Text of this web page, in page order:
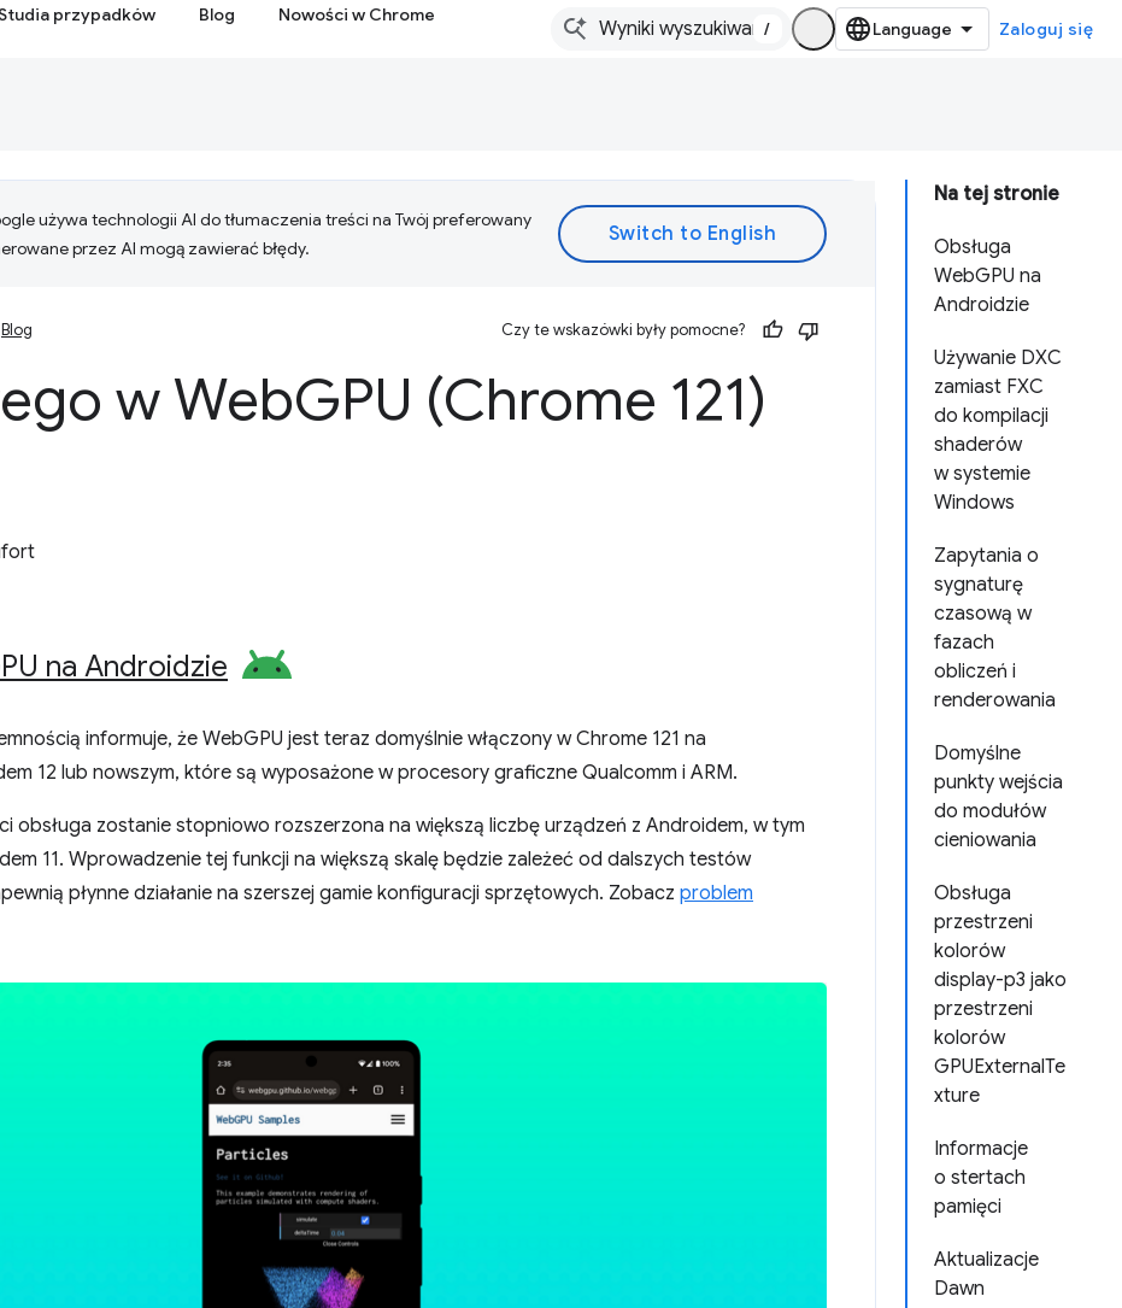
przypadków Blog Nowości w Chrome
/ Zaloguj się
Na tej stronie
Obsługa
WebGPU na
Androidzie
Używanie DXC
zamiast FXC
do kompilacji
shaderów
w systemie
Windows
Zapytania o
sygnaturę
czasową w
fazach
obliczeń i
renderowania
Domyślne
punkty wejścia
do modułów
cieniowania
Obsługa
przestrzeni
kolorów
display-p3 jako
przestrzeni
kolorów
GPUExternalTe
xture
Informacje
o stertach
pamięci
Aktualizacje
Dawn
używa technologii AI do tłumaczenia treści na Twój preferowany
przez AI mogą zawierać błędy.
Blog Czy te wskazówki były pomocne?
w WebGPU (Chrome 121)
na Androidzie
informuje, że WebGPU jest teraz domyślnie włączony w Chrome 121 na
12 lub nowszym, które są wyposażone w procesory graficzne Qualcomm i ARM.
obsługa zostanie stopniowo rozszerzona na większą liczbę urządzeń z Androidem, w tym
11. Wprowadzenie tej funkcji na większą skalę będzie zależeć od dalszych testów
płynne działanie na szerszej gamie konfiguracji sprzętowych. Zobacz problem